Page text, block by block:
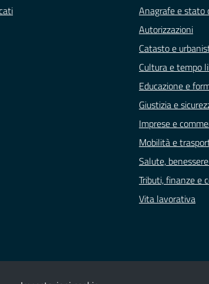
Anagrafe e stato
Autorizzazioni
Catasto e
Cultura e tempo
Educazione e
Giustizia e
Imprese e
Mobilità e
Salute,
Tributi, finanze e
Vita lavorativa